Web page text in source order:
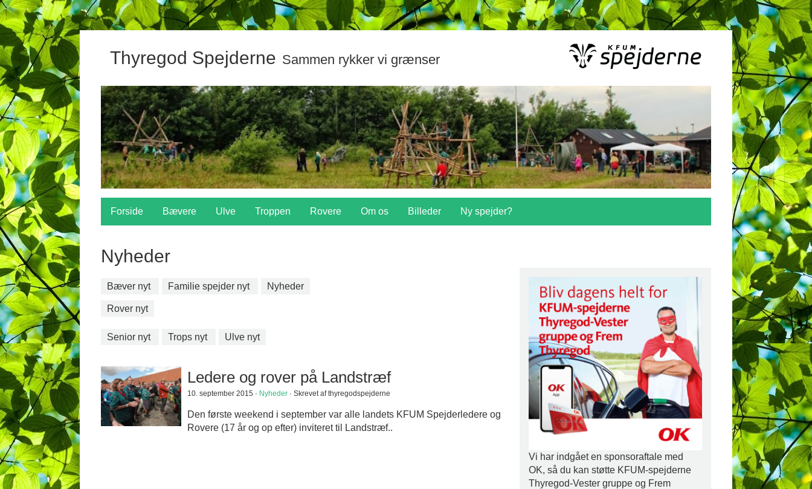
Thyregod Spejderne Sammen rykker vi grænser
Forside Bævere Ulve Troppen Rovere Om os Billeder Ny spejder?
Nyheder
Bæver nyt Familie spejder nyt Nyheder
Rover nyt
Senior nyt Trops nyt Ulve nyt
Ledere og rover på Landstræf
10. september 2015 · Nyheder· Skrevet af thyregodspejderne
Den første weekend i september var alle landets KFUM Spejderledere og
Rovere (17 år og op efter) inviteret til Landstræf..
Vi har indgået en sponsoraftale med
OK, så du kan støtte KFUM-spejderne
Thyregod-Vester gruppe og Frem